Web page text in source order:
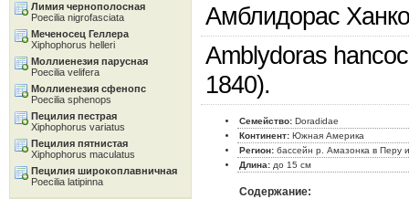
Амблидорас
Amblydoras
1840).
Семейство: Doradidae
Континент: Южная Америка
Регион: бассейн р. Амазонка в Перу
Длина: до 15 см
Содержание:
Лимия чернополосная
Poecilia nigrofasciata
Меченосец Геллера
Xiphophorus helleri
Моллиенезия парусная
Poecilia velifera
Моллиенезия сфенопс
Poecilia sphenops
Пецилия пестрая
Xiphophorus variatus
Пецилия пятнистая
Xiphophorus maculatus
Пецилия широкоплавничная
Poecilia latipinna